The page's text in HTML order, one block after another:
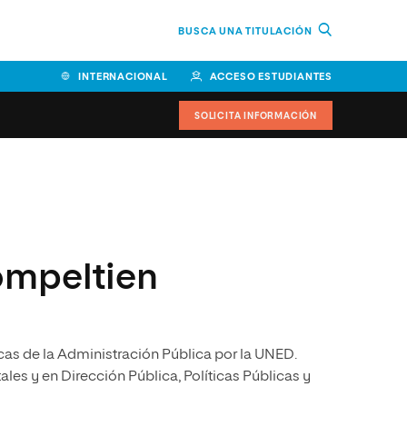
BUSCA UNA TITULACIÓN
INTERNACIONAL ACCESO ESTUDIANTES
Facultad de Ciencias de la
Salud
Escuela Superior de Ingeniería
y Tecnología (ESIT)
SOLICITA INFORMACIÓN
de la Administración Pública por la UNED.
y en Dirección Pública, Políticas Públicas y